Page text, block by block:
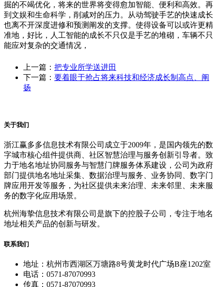
掘的不竭优化，将来的世界将变得愈加智能、便利和高效。再
到文娱和生命科学，削减对的压力。从动驾驶手艺的快速成长
也离不开深度进修和预测阐发的支撑。使得设备可以或许更精
准地，好比，人工智能的成长不只仅是手艺的堆砌，车辆不只
能应对复杂的交通情况，
上一篇： 把专业所学送进田
下一篇： 要着眼于抢占将来科技和经济成长制高点、阐
扬
关于我们
浙江赢多多信息技术有限公司成立于2009年，是国内领先的数
字城市核心组件提供商、社区智慧治理与服务创新引导者。致
力于地名地址协同服务与智慧门牌服务体系建设，公司为政府
部门提供地名地址采集、数据治理与服务、业务协同、数字门
牌应用开发等服务，为社区提供未来治理、未来邻里、未来服
务的数字化应用场景。
杭州海挚信息技术有限公司是旗下的控股子公司，专注于地名
地址相关产品的创新与研发。
联系我们
地址：杭州市西湖区万塘路8号黄龙时代广场B座1202室
电话：0571-87070993
传真：0571-87070993